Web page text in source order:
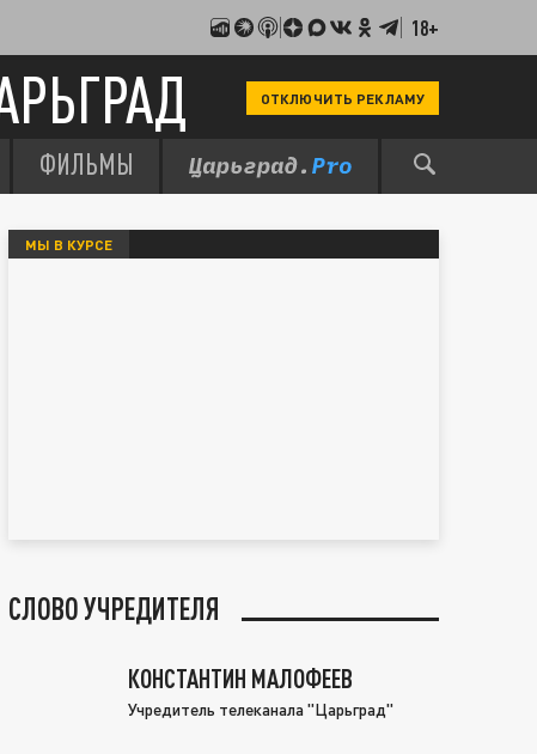
18+
ОТКЛЮЧИТЬ РЕКЛАМУ
ФИЛЬМЫ
МЫ В КУРСЕ
СЛОВО УЧРЕДИТЕЛЯ
КОНСТАНТИН МАЛОФЕЕВ
Учредитель телеканала "Царьград"